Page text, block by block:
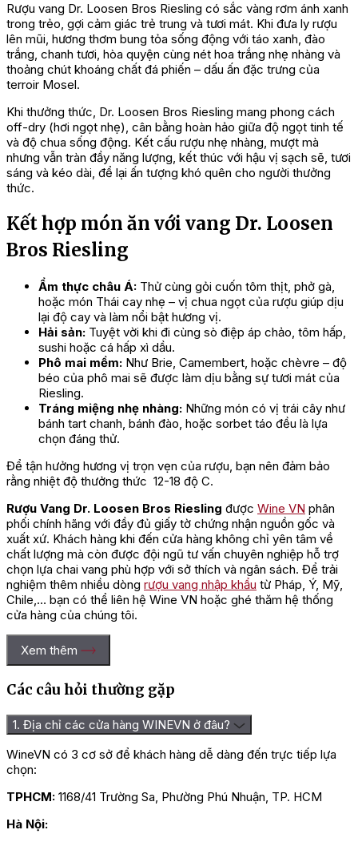
Rượu vang Dr. Loosen Bros Riesling có sắc vàng rơm ánh xanh
trong trẻo, gợi cảm giác trẻ trung và tươi mát. Khi đưa ly rượu
lên mũi, hương thơm bung tỏa sống động với táo xanh, đào
trắng, chanh tươi, hòa quyện cùng nét hoa trắng nhẹ nhàng và
thoảng chút khoáng chất đá phiến – dấu ấn đặc trưng của
terroir Mosel.
Khi thưởng thức, Dr. Loosen Bros Riesling mang phong cách
off-dry (hơi ngọt nhẹ), cân bằng hoàn hảo giữa độ ngọt tinh tế
và độ chua sống động. Kết cấu rượu nhẹ nhàng, mượt mà
nhưng vẫn tràn đầy năng lượng, kết thúc với hậu vị sạch sẽ, tươi
sáng và kéo dài, để lại ấn tượng khó quên cho người thưởng
thức.
Kết hợp món ăn với vang Dr. Loosen
Bros Riesling
Ẩm thực châu Á: Thử cùng gỏi cuốn tôm thịt, phở gà,
hoặc món Thái cay nhẹ – vị chua ngọt của rượu giúp dịu
lại độ cay và làm nổi bật hương vị.
Hải sản: Tuyệt vời khi đi cùng sò điệp áp chảo, tôm hấp,
sushi hoặc cá hấp xì dầu.
Phô mai mềm: Như Brie, Camembert, hoặc chèvre – độ
béo của phô mai sẽ được làm dịu bằng sự tươi mát của
Riesling.
Tráng miệng nhẹ nhàng: Những món có vị trái cây như
bánh tart chanh, bánh đào, hoặc sorbet táo đều là lựa
chọn đáng thử.
Để tận hưởng hương vị trọn vẹn của rượu, bạn nên đảm bảo
rằng nhiệt độ thưởng thức 12-18 độ C.
Rượu Vang Dr. Loosen Bros Riesling được Wine VN phân
phối chính hãng với đầy đủ giấy tờ chứng nhận nguồn gốc và
xuất xứ. Khách hàng khi đến cửa hàng không chỉ yên tâm về
chất lượng mà còn được đội ngũ tư vấn chuyên nghiệp hỗ trợ
chọn lựa chai vang phù hợp với sở thích và ngân sách. Để trải
nghiệm thêm nhiều dòng rượu vang nhập khẩu từ Pháp, Ý, Mỹ,
Chile,… bạn có thể liên hệ Wine VN hoặc ghé thăm hệ thống
cửa hàng của chúng tôi.
Xem thêm
Các câu hỏi thường gặp
1. Địa chỉ các cửa hàng WINEVN ở đâu?
WineVN có 3 cơ sở để khách hàng dễ dàng đến trực tiếp lựa
chọn:
TPHCM: 1168/41 Trường Sa, Phường Phú Nhuận, TP. HCM
Hà Nội: